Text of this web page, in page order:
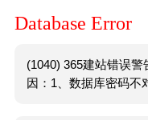
Database Error
(1040) 365建站错误
因：1、数据库密码不